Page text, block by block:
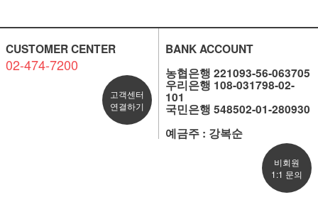
CUSTOMER CENTER
02-474-7200
고객센터
연결하기
BANK ACCOUNT
농협은행 221093-56-063705
우리은행 108-031798-02-
101
국민은행 548502-01-280930
예금주 : 강복순
비회원
1:1 문의